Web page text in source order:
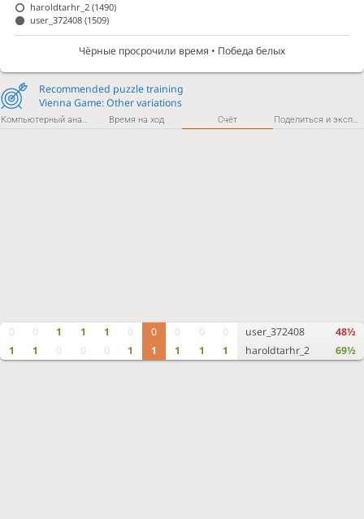
Компьютерный анализ Время на ход Счёт Поделиться и экспортировать
0
1
0
1
1
0
1
0
1
0
0
1
0
1
0
1
0
1
0
1
user_372408
haroldtarhr_2
48½
69½
Recommended puzzle training
Vienna Game: Other variations
haroldtarhr_2(1490)
user_372408(1509)
Чёрные просрочили время • Победа белых